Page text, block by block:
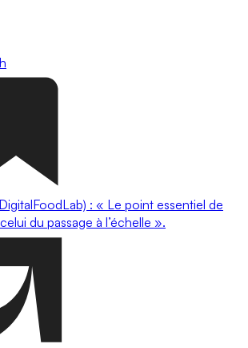
: « Le point essentiel de
du passage à l’échelle ».